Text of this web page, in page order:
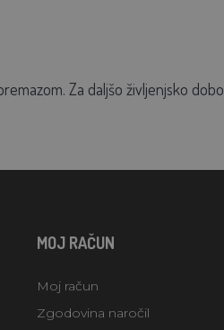
Za daljšo življenjsko
MOJ RAČUN
Moj račun
Zgodovina naročil